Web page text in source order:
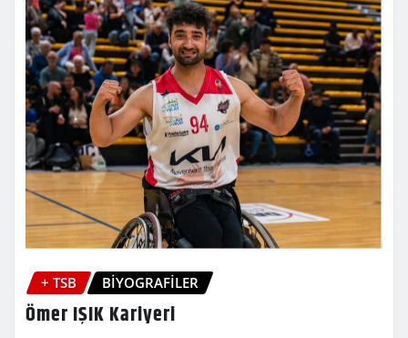
+ TSB BİYOGRAFİLER
Ömer IŞIK Kariyeri